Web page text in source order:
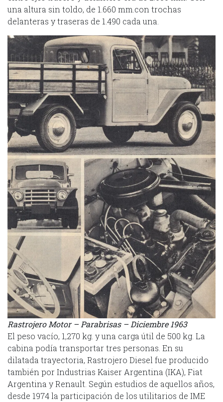
una altura sin toldo, de 1.660 mm.con trochas
delanteras y traseras de 1.490 cada una.
Rastrojero Motor – Parabrisas – Diciembre 1963
El peso vacío, 1,270 kg. y una carga útil de 500 kg. La
cabina podía transportar tres personas. En su
dilatada trayectoria, Rastrojero Diesel fue producido
también por Industrias Kaiser Argentina (IKA), Fiat
Argentina y Renault. Según estudios de aquellos años,
desde 1974 la participación de los utilitarios de IME